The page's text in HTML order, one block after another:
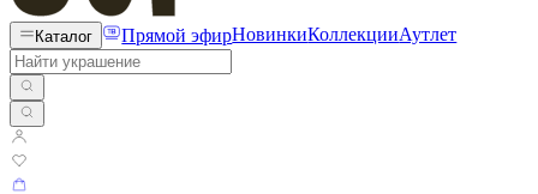
Каталог Прямой эфирНовинкиКоллекцииАутлет